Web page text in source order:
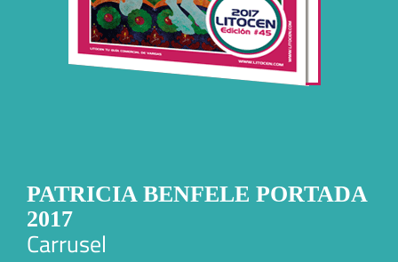
PATRICIA BENFELE PORTADA
2017
Carrusel